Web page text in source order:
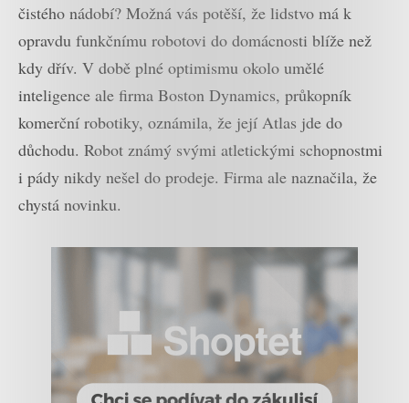
čistého nádobí? Možná vás potěší, že lidstvo má k
opravdu funkčnímu robotovi do domácnosti blíže než
kdy dřív. V době plné optimismu okolo umělé
inteligence ale firma Boston Dynamics, průkopník
komerční robotiky, oznámila, že její Atlas jde do
důchodu. Robot známý svými atletickými schopnostmi
i pády nikdy nešel do prodeje. Firma ale naznačila, že
chystá novinku.